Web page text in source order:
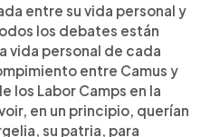
entre su vida personal y
los debates están
vida personal de cada
entre Camus y
los Labor Camps en la
en un principio, querían
su patria, para